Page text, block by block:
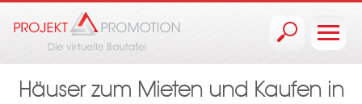
Häuser zum Mieten und Kaufen in